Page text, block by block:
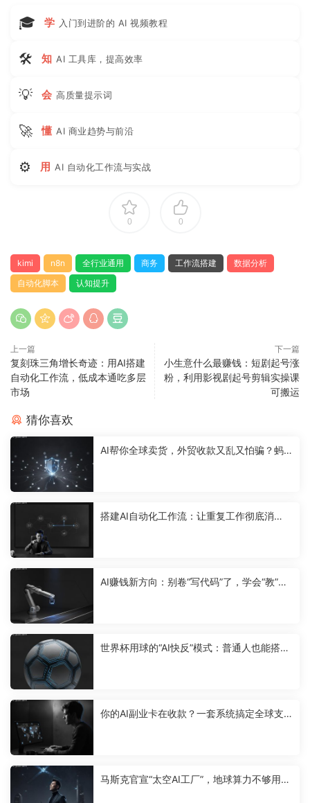
🎓 学 入门到进阶的 AI 视频教程
🛠 知 AI 工具库，提高效率
💡 会 高质量提示词
🚀 懂 AI 商业趋势与前沿
⚙ 用 AI 自动化工作流与实战
0 0
kimi n8n 全行业通用 商务 工作流搭建
数据分析
自动化脚本
认知提升
上一篇
复刻珠三角增长奇迹：用AI搭建
自动化工作流，低成本通吃多层
市场
下一篇
小生意什么最赚钱：短剧起号涨
粉，利用影视剧起号剪辑实操课
可搬运
猜你喜欢
AI帮你全球卖货，外贸收款又乱又怕骗？蚂
搭建AI自动化工作流：让重复工作彻底消
AI赚钱新方向：别卷“写代码”了，学会“教”机
世界杯用球的“AI快反”模式：普通人也能搭建
你的AI副业卡在收款？一套系统搞定全球支
马斯克官宣“太空AI工厂”，地球算力不够用，